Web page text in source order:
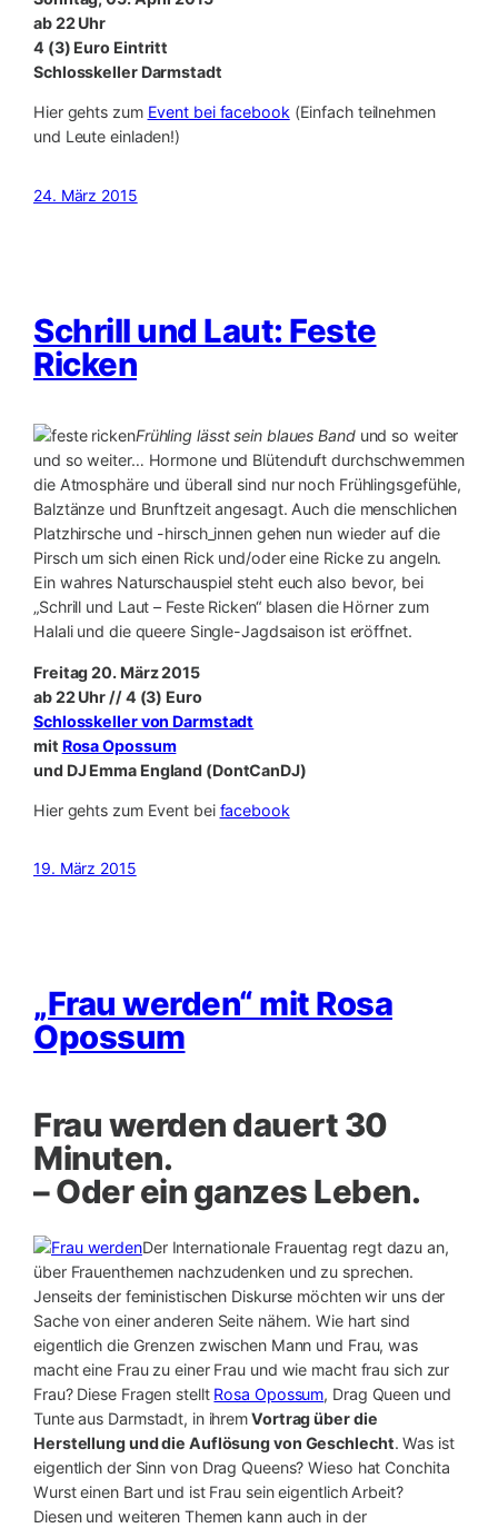
ab 22 Uhr
4 (3) Euro Eintritt
Schlosskeller Darmstadt
Hier gehts zum Event bei facebook (Einfach teilnehmen
und Leute einladen!)
24. März 2015
Schrill und Laut: Feste
Ricken
Frühling lässt sein blaues Bandund so weiter
und so weiter… Hormone und Blütenduft durchschwemmen
die Atmosphäre und überall sind nur noch Frühlingsgefühle,
Balztänze und Brunftzeit angesagt. Auch die menschlichen
Platzhirsche und -hirsch_innen gehen nun wieder auf die
Pirsch um sich einen Rick und/oder eine Ricke zu angeln.
Ein wahres Naturschauspiel steht euch also bevor, bei
„Schrill und Laut – Feste Ricken“ blasen die Hörner zum
Halali und die queere Single-Jagdsaison ist eröffnet.
Freitag 20. März 2015
ab 22 Uhr // 4 (3) Euro
Schlosskeller von Darmstadt
mit Rosa Opossum
und DJ Emma England (DontCanDJ)
Hier gehts zum Event bei facebook
19. März 2015
„Frau werden“ mit Rosa
Opossum
Frau werden dauert 30
Minuten.
– Oder ein ganzes Leben.
Der Internationale Frauentag regt dazu an,
über Frauenthemen nachzudenken und zu sprechen.
Jenseits der feministischen Diskurse möchten wir uns der
Sache von einer anderen Seite nähern. Wie hart sind
eigentlich die Grenzen zwischen Mann und Frau, was
macht eine Frau zu einer Frau und wie macht frau sich zur
Frau? Diese Fragen stellt Rosa Opossum, Drag Queen und
Tunte aus Darmstadt, in ihremVortrag über die
Herstellung und die Auflösung von Geschlecht. Was ist
eigentlich der Sinn von Drag Queens? Wieso hat Conchita
Wurst einen Bart und ist Frau sein eigentlich Arbeit?
Diesen und weiteren Themen kann auch in der